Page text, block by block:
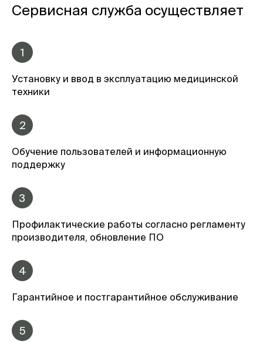
Сервисная служба осуществляет
1
Установку и ввод в эксплуатацию медицинской
техники
2
Обучение пользователей и информационную
поддержку
3
Профилактические работы согласно регламенту
производителя, обновление ПО
4
Гарантийное и постгарантийное обслуживание
5